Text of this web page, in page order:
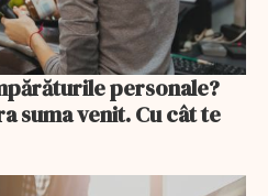
personale?
suma venit. Cu cât te